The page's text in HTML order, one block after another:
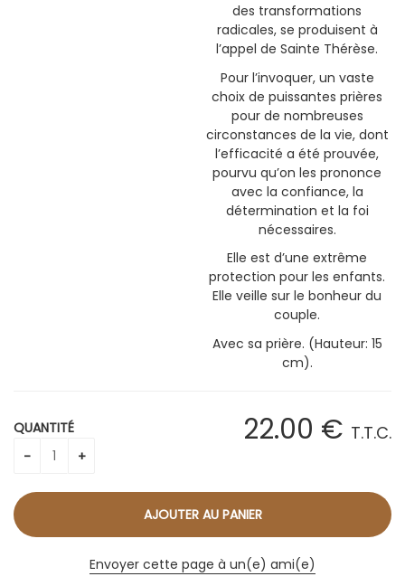
des transformations
radicales, se produisent à
l’appel de Sainte Thérèse.
Pour l’invoquer, un vaste
choix de puissantes prières
pour de nombreuses
circonstances de la vie, dont
l’efficacité a été prouvée,
pourvu qu’on les prononce
avec la confiance, la
détermination et la foi
nécessaires.
Elle est d’une extrême
protection pour les enfants.
Elle veille sur le bonheur du
couple.
Avec sa prière. (Hauteur: 15
cm).
22.00 € T.T.C.
QUANTITÉ
Envoyer cette page à un(e) ami(e)